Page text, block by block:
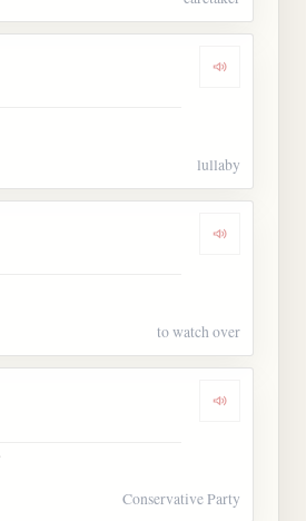
Dengarkan
lullaby
Dengarkan
to watch over
Dengarkan
Conservative Party